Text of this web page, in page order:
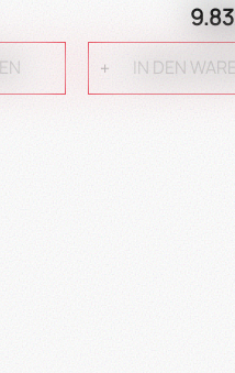
IN DEN